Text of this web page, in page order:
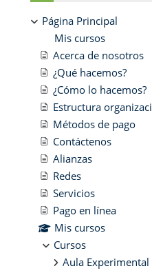
Página Principal
Mis cursos
Acerca de nosotros
¿Qué hacemos?
¿Cómo lo hacemos?
Estructura
Métodos de pago
Contáctenos
Alianzas
Redes
Servicios
Pago en línea
Mis cursos
Cursos
Aula Experimental